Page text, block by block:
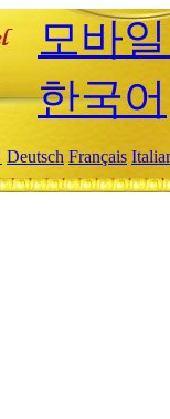
모바
한국어
Deutsch Français